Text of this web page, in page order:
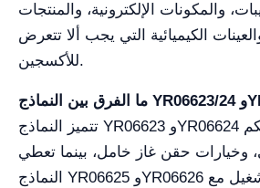
والمكونات الإلكترونية، والمنتجات
والعينات الكيميائية التي يجب ألا تتعرض
للأكسجين.
تتميز النماذج YR06623 وYR06624 بتحكم PID متقدم،
حقن غاز خامل، بينما تعطي
النماذج YR06625 وYR06626 أولوية لبساطة التشغيل مع